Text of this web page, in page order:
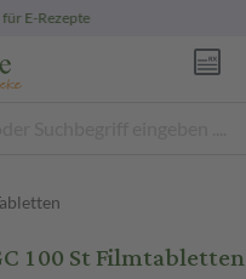
pharmazeutische Beratung
100 St Filmtabletten